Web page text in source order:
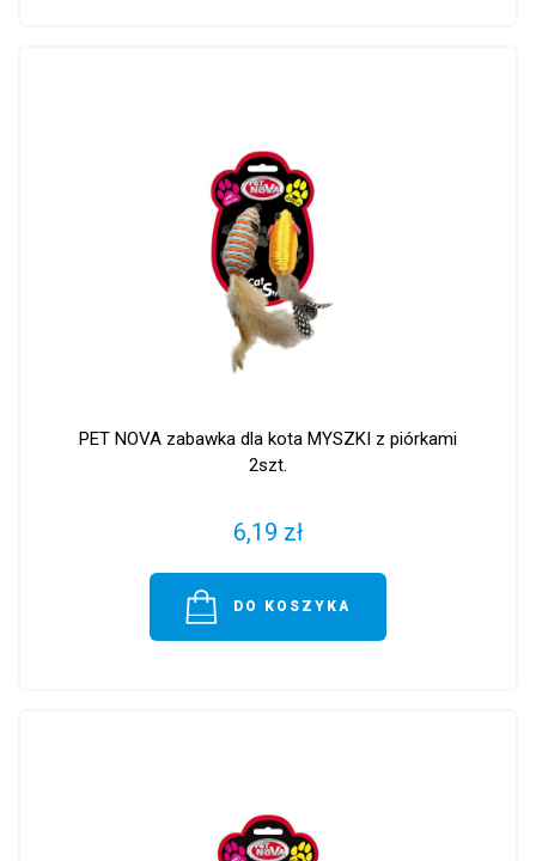
PET NOVA zabawka dla kota MYSZKI z piórkami
2szt.
6,19 zł
DO KOSZYKA